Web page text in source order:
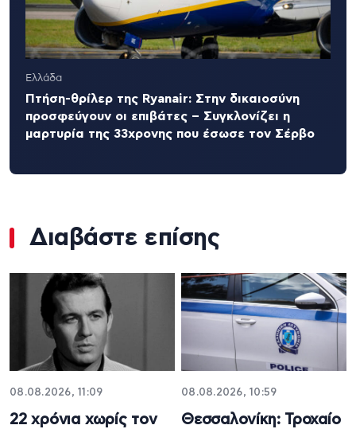
Ελλάδα
Πτήση-θρίλερ της Ryanair: Στην δικαιοσύνη
προσφεύγουν οι επιβάτες – Συγκλονίζει η
μαρτυρία της 33χρονης που έσωσε τον Σέρβο
Διαβάστε επίσης
08.08.2026, 11:09
22 χρόνια χωρίς τον
08.08.2026, 10:59
Θεσσαλονίκη: Τροχαίο